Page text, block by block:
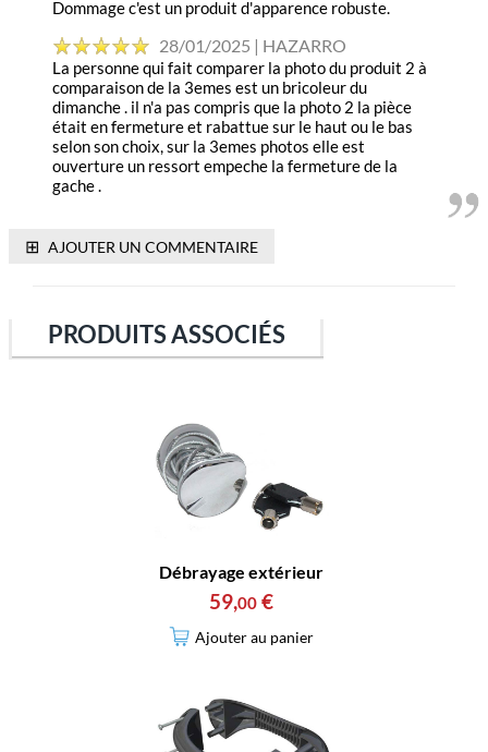
Dommage c'est un produit d'apparence robuste.
28/01/2025 | HAZARRO
La personne qui fait comparer la photo du produit 2 à
comparaison de la 3emes est un bricoleur du
dimanche . il n'a pas compris que la photo 2 la pièce
était en fermeture et rabattue sur le haut ou le bas
selon son choix, sur la 3emes photos elle est
ouverture un ressort empeche la fermeture de la
gache .
⊞ AJOUTER UN COMMENTAIRE
PRODUITS ASSOCIÉS
Débrayage extérieur
59,00 €
Ajouter au panier